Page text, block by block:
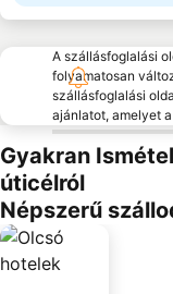
A szállásfoglalási
folyamatosan
szállásfoglalási
ajánlatot, amelyet
Gyakran
úticélról
Népszerű